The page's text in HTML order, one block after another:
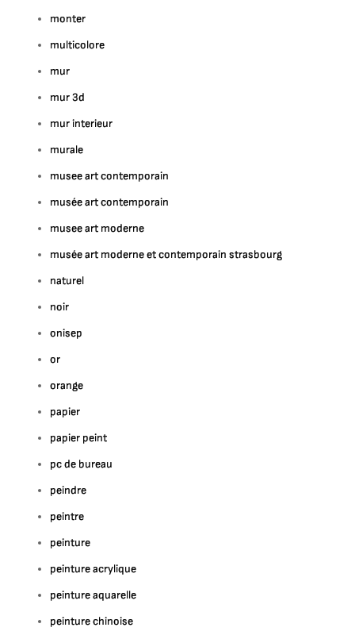
monter
multicolore
mur
mur 3d
mur interieur
murale
musee art contemporain
musée art contemporain
musee art moderne
musée art moderne et contemporain strasbourg
naturel
noir
onisep
or
orange
papier
papier peint
pc de bureau
peindre
peintre
peinture
peinture acrylique
peinture aquarelle
peinture chinoise